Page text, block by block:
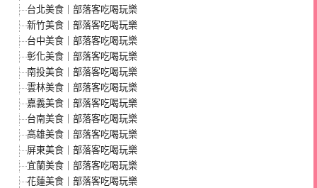
台北美食｜部落客吃喝玩樂
新竹美食｜部落客吃喝玩樂
台中美食｜部落客吃喝玩樂
彰化美食｜部落客吃喝玩樂
南投美食｜部落客吃喝玩樂
雲林美食｜部落客吃喝玩樂
嘉義美食｜部落客吃喝玩樂
台南美食｜部落客吃喝玩樂
高雄美食｜部落客吃喝玩樂
屏東美食｜部落客吃喝玩樂
宜蘭美食｜部落客吃喝玩樂
花蓮美食｜部落客吃喝玩樂